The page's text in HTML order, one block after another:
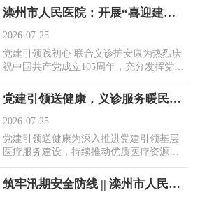
九价HPV疫...
滦州市人民医院：开展“喜迎建党105周年，医者仁心护航百姓安康”主题义诊活动
2026-07-25
党建引领践初心 联合义诊护安康为热烈庆
祝中国共产党成立105周年，充分发挥党建
引领医疗服务、赋能基层民生的核心作
用，持续推进...
党建引领送健康，义诊服务暖民心||滦州市人民医院志愿服务送进胜利道社区
2026-07-25
党建引领送健康为深入推进党建引领基层
医疗服务建设，持续推动优质医疗资源下
沉，7月23日下午，滦州市人民医院医疗志
愿服务队走进...
筑牢汛期安全防线 || 滦州市人民医院开展汛期安全行政大查房